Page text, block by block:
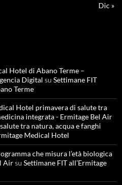
Dic »
Hotel di Abano Terme –
Digital su Settimane FIT
Terme
Hotel primavera di salute tra
integrata - Ermitage Bel Air
tra natura, acqua e fanghi
Medical Hotel
che misura l’età biologica
Airsu Settimane FIT all’Ermitage